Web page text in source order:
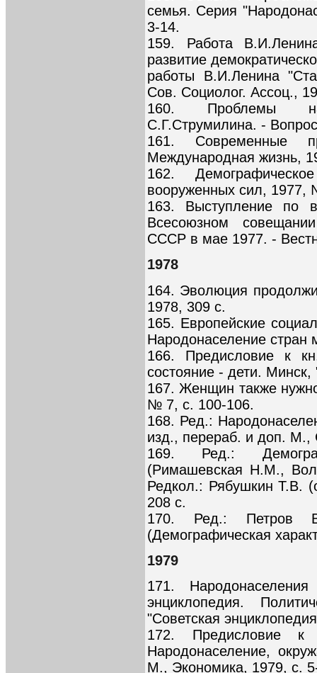
семья. Серия
3-14.
159. Работа
развитие
работы В.И.Ленина
Сов. Социолог. Ассоц.,
160. Проблемы
С.Г.Струмилина. -
161. Современные
Международная жизнь,
162.
вооруженных сил, 1977,
163. Выступление по
Всесоюзном
СССР в мае 1977. -
1978
164. Эволюция
1978, 309 с.
165. Европейские
Народонаселение
166. Предисловие к
состояние - дети.
167. Женщин также
№ 7, с. 100-106.
168. Ред.:
изд., перераб. и доп. М.,
169. Ред.:
(Римашевская Н.М.,
Редкол.: Рябушкин Т.В.
208 с.
170. Ред.: Петров
(Демографическая
1979
171.
энциклопедия.
"Советская
172. Предисловие
Народонаселение,
М., Экономика, 1979, с.